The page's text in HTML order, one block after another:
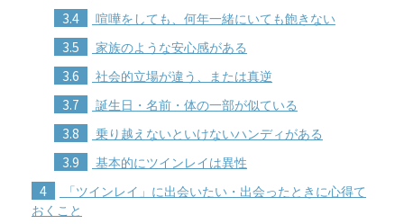
3.4 喧嘩をしても、何年一緒にいても飽きない
3.5 家族のような安心感がある
3.6 社会的立場が違う、または真逆
3.7 誕生日・名前・体の一部が似ている
3.8 乗り越えないといけないハンディがある
3.9 基本的にツインレイは異性
4
「ツインレイ」に出会いたい・出会ったときに心得て
おくこと